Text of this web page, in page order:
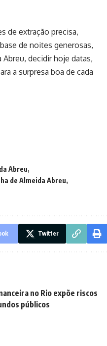
de extração precisa,
de noites generosas,
decidir hoje datas,
a surpresa boa de cada
Abreu
de Almeida Abreu
Twitter
no Rio expõe riscos
públicos